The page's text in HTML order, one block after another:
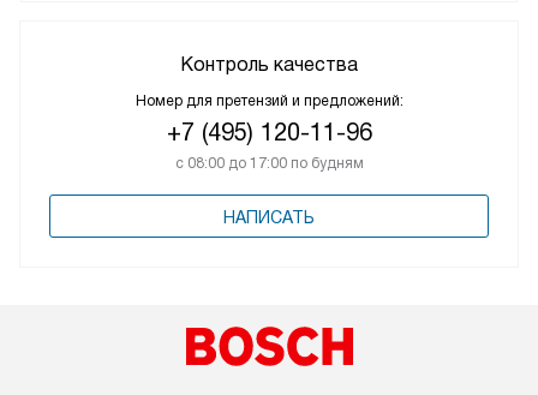
Контроль качества
Номер для претензий и предложений:
+7 (495) 120-11-96
с 08:00 до 17:00 по будням
НАПИСАТЬ